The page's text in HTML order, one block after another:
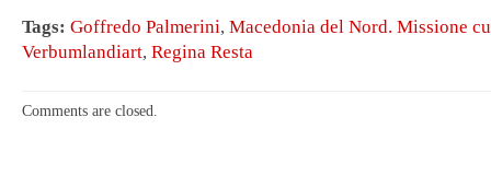
Tags: Goffredo Palmerini, Macedonia del Nord. Missione
Verbumlandiart, Regina Resta
Comments are closed.